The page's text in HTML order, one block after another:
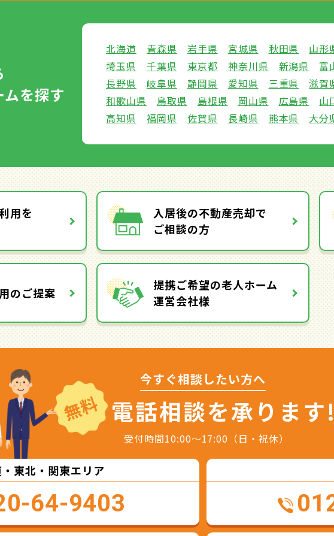
を探す
北海道 青森県 岩手県 宮城県 秋田県 山形
埼玉県
千葉県 東京都 神奈川県 新潟県 富
長野県
岐阜県 静岡県 愛知県 三重県 滋賀
和歌山県
鳥取県 島根県 岡山県 広島県 山
高知県
福岡県 佐賀県 長崎県 熊本県 大分
用を
入居後の不動産売却で
ご相談の方
のご提案
提携ご希望の老人ホーム
運営会社様
無料
今すぐ相談したい方へ
電話相談を承ります!
受付時間10:00～17:00（日・祝休）
東北・関東エリア
64-9403